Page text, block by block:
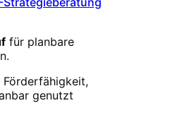
für planbare
genutzt